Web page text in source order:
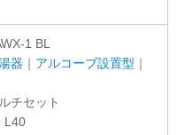
1 BL
器 ｜ アルコーブ設置型 ｜
チセット
L40